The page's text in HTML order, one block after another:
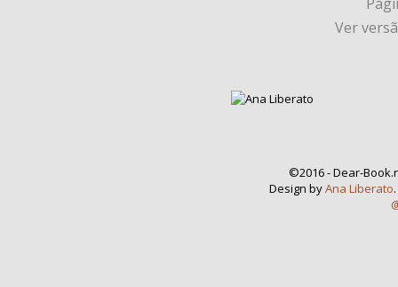
Ver
©2016 - Dear-
Design byAna Liberato